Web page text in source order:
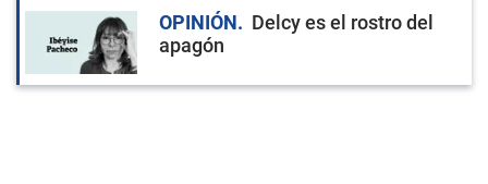
OPINIÓN
Delcy es el rostro del
apagón